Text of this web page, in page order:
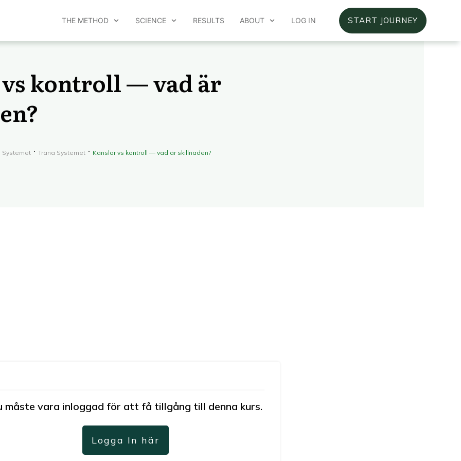
THE METHOD SCIENCE RESULTS ABOUT LOG IN START JOURNEY
kontroll — vad är
Systemet Träna Systemet Känslor vs kontroll — vad är skillnaden?
måste vara inloggad för att få tillgång till denna kurs.
Logga In här